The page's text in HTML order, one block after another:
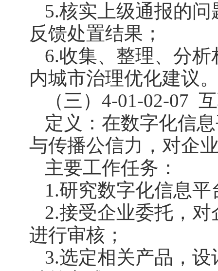
5.核实上级通报的
反馈处置结果；
6.收集、整理、分
内城市治理优化建议
（三）4-01-02-07
定义：在数字化信
与传播公信力，对企
主要工作任务：
1.研究数字化信息
2.接受企业委托，对
进行审核；
3.选定相关产品，